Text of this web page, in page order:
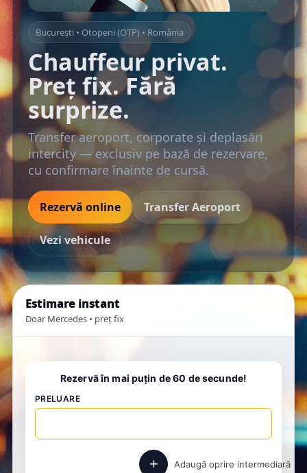
București • Otopeni (OTP) • România
Chauffeur privat.
Preț fix. Fără
surprize.
Transfer aeroport, corporate și deplasări
intercity — exclusiv pe bază de rezervare,
cu confirmare înainte de cursă.
Rezervă online Transfer Aeroport
Vezi vehicule
Estimare instant
Doar Mercedes • preț fix
Rezervă în mai puțin de 60 de secunde!
PRELUARE
+ Adaugă oprire intermediară